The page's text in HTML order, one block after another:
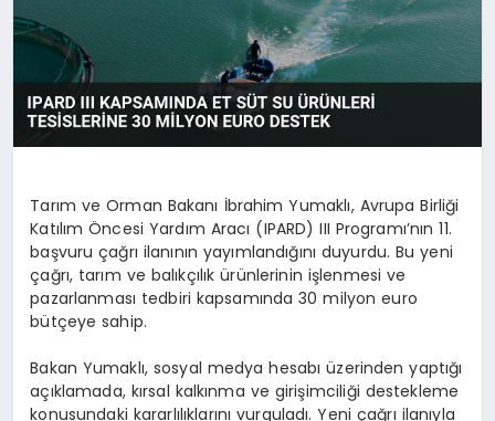
Tarım ve Orman Bakanı İbrahim Yumaklı, Avrupa Birliği
Katılım Öncesi Yardım Aracı (IPARD) III Programı’nın 11.
başvuru çağrı ilanının yayımlandığını duyurdu. Bu yeni
çağrı, tarım ve balıkçılık ürünlerinin işlenmesi ve
pazarlanması tedbiri kapsamında 30 milyon euro
bütçeye sahip.
Bakan Yumaklı, sosyal medya hesabı üzerinden yaptığı
açıklamada, kırsal kalkınma ve girişimciliği destekleme
konusundaki kararlılıklarını vurguladı. Yeni çağrı ilanıyla